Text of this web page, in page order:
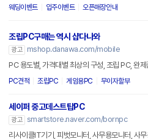
웨딩이벤트 입주이벤트 오픈매장안내
조립PC구매는 역시 샵다나와
광고
mshop.danawa.com/mobile
PC 용도별, 가격대별 최상의 구성, 조립 PC, 완
PC견적 조립PC 게임용PC 무이자할부
세이퍼 중고데스트탑PC
광고 smartstore.naver.com/bornpc